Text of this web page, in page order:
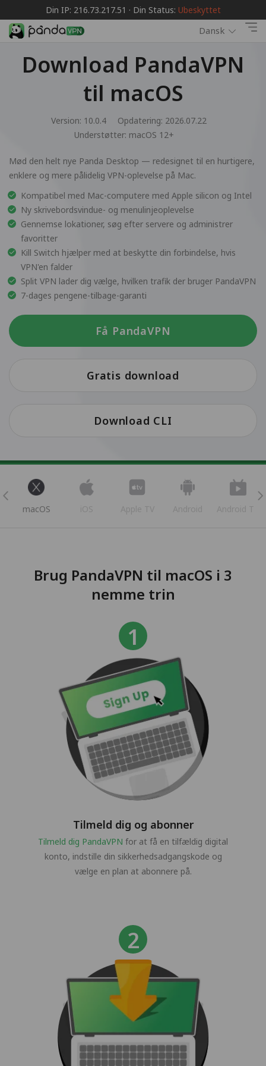
Din IP: 216.73.217.51 · Din Status: Ubeskyttet
Dansk
Download PandaVPN
til macOS
Version: 10.0.4
Opdatering: 2026.07.22
Understøtter: macOS 12+
Mød den helt nye Panda Desktop — redesignet til en hurtigere,
enklere og mere pålidelig VPN-oplevelse på Mac.
Kompatibel med Mac-computere med Apple silicon og Intel
Ny skrivebordsvindue- og menulinjeoplevelse
Gennemse lokationer, søg efter servere og administrer
favoritter
Kill Switch hjælper med at beskytte din forbindelse, hvis
VPN'en falder
Split VPN lader dig vælge, hvilken trafik der bruger PandaVPN
7-dages pengene-tilbage-garanti
Få PandaVPN
Gratis download
Download CLI
macOS iOS Apple TV Android Android TV
Brug PandaVPN til macOS i 3
nemme trin
Tilmeld dig og abonner
Tilmeld dig PandaVPN for at få en tilfældig digital
konto, indstille din sikkerhedsadgangskode og
vælge en plan at abonnere på.